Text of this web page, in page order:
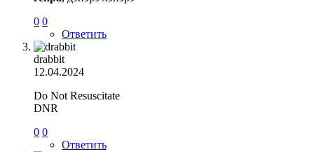
0 0
Ответить
drabbit
12.04.2024
Do Not Resuscitate
DNR
0 0
Ответить